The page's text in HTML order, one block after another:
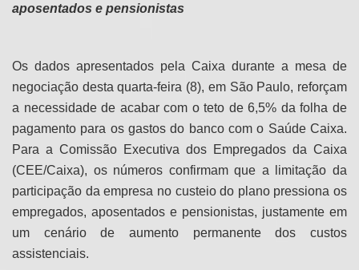
aposentados e pensionistas
Os dados apresentados pela Caixa durante a mesa de
negociação desta quarta-feira (8), em São Paulo, reforçam
a necessidade de acabar com o teto de 6,5% da folha de
pagamento para os gastos do banco com o Saúde Caixa.
Para a Comissão Executiva dos Empregados da Caixa
(CEE/Caixa), os números confirmam que a limitação da
participação da empresa no custeio do plano pressiona os
empregados, aposentados e pensionistas, justamente em
um cenário de aumento permanente dos custos
assistenciais.